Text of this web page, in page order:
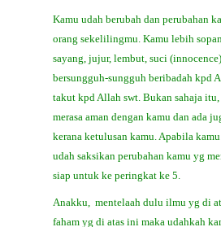
Kamu udah berubah dan perubahan
orang sekelilingmu. Kamu lebih
sayang, jujur, lembut, suci
bersungguh-sungguh beribadah kpd
takut kpd Allah swt. Bukan sahaja
merasa aman dengan kamu dan ada
kerana ketulusan kamu. Apabila
udah saksikan perubahan kamu yg
siap untuk ke peringkat ke 5.
Anakku, mentelaah dulu ilmu yg di
faham yg di atas ini maka udahkah